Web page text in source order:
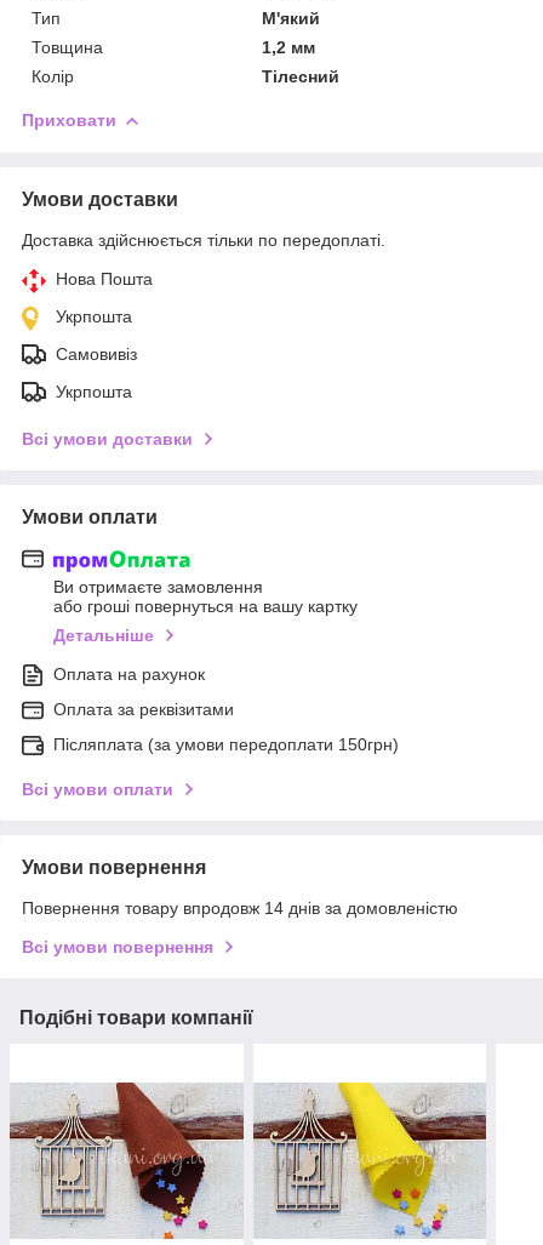
Тип
М'який
Товщина
1,2 мм
Колір
Тілесний
Приховати
Умови доставки
Доставка здійснюється тільки по передоплаті.
Нова Пошта
Укрпошта
Самовивіз
Укрпошта
Всі умови доставки
Умови оплати
Ви отримаєте замовлення
або гроші повернуться на вашу картку
Детальніше
Оплата на рахунок
Оплата за реквізитами
Післяплата (за умови передоплати 150грн)
Всі умови оплати
Умови повернення
Повернення товару впродовж 14 днів за домовленістю
Всі умови повернення
Подібні товари компанії